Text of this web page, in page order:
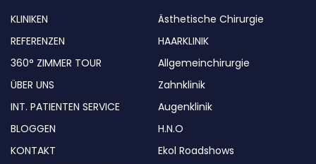
KLINIKEN
REFERENZEN
360° ZIMMER TOUR
ÜBER UNS
INT. PATIENTEN SERVICE
BLOGGEN
KONTAKT
Ästhetische Chirurgie
HAARKLINIK
Allgemeinchirurgie
Zahnklinik
Augenklinik
H.N.O
Ekol Roadshows